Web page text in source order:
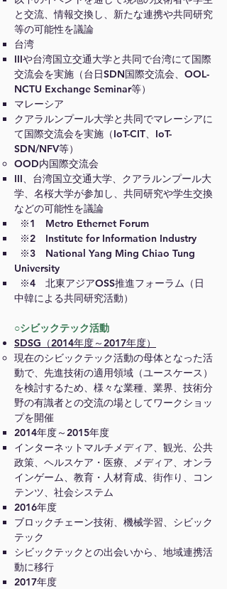
と交流、情報交換し、新たな連携や共同研究
等の可能性を議論
台湾
IIIや台湾国立交通大学と共同で台湾にて国際
交流会を実施（台日SDN国際交流会、OOL-
NCTU Exchange Seminar等）
マレーシア
クアラルンプール大学と共同でマレーシアに
て国際交流会を実施（IoT-CIT、IoT-
SDN/NFV等）
OOD内国際交流会
III、台湾国立交通大学、クアラルンプール大
学、名桜大学が参加し、共同研究や学生交換
などの可能性を議論
※1 Metro Ethernet Forum
※2 Institute for Information Industry
※3 National Yang Ming Chiao Tung
University
※4 北東アジアOSS推進フォーラム（日
中韓による共同研究活動）
○シビックテック活動
SDSG（2014年度～2017年度）
現在のシビックテック活動の母体となった活
動で、先進技術の適用領域（ユースケース）
を検討するため、様々な業種、業界、技術分
野の有識者との交流の場としてワークショッ
プを開催
2014年度～2015年度
インターネットマルチメディア、観光、公共
政策、ヘルスケア・医療、メディア、オンラ
インゲーム、 教育・人材育成、街作り、コン
テンツ、社会システム
2016年度
ブロックチェーン技術、機械学習、シビック
テック
シビックテックとの出会いから、地域連携活
動に移行
2017年度